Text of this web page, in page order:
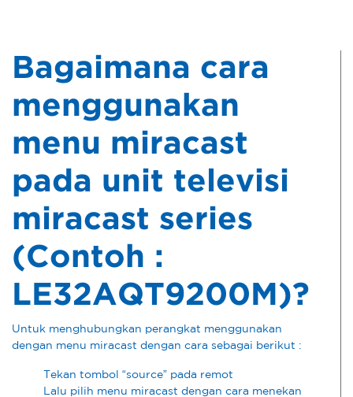
Bagaimana cara
menggunakan
menu miracast
pada unit televisi
miracast series
(Contoh :
LE32AQT9200M)?
Untuk menghubungkan perangkat menggunakan
dengan menu miracast dengan cara sebagai berikut :
Tekan tombol “source” pada remot
Lalu pilih menu miracast dengan cara menekan